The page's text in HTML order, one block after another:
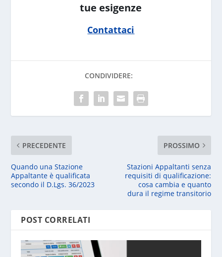
tue esigenze
Contattaci
CONDIVIDERE:
PRECEDENTE
Quando una Stazione
Appaltante è qualificata
secondo il D.Lgs. 36/2023
PROSSIMO
Stazioni Appaltanti senza
requisiti di qualificazione:
cosa cambia e quanto
dura il regime transitorio
POST CORRELATI